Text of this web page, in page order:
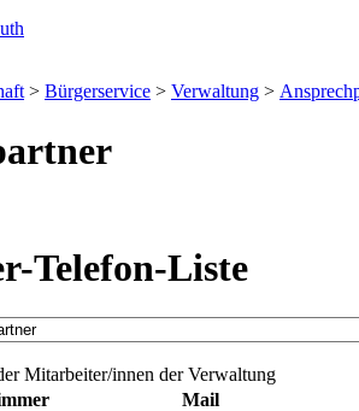
> Bürgerservice > Verwaltung >
Telefon-Liste
Mitarbeiter/innen der Verwaltung
Mail